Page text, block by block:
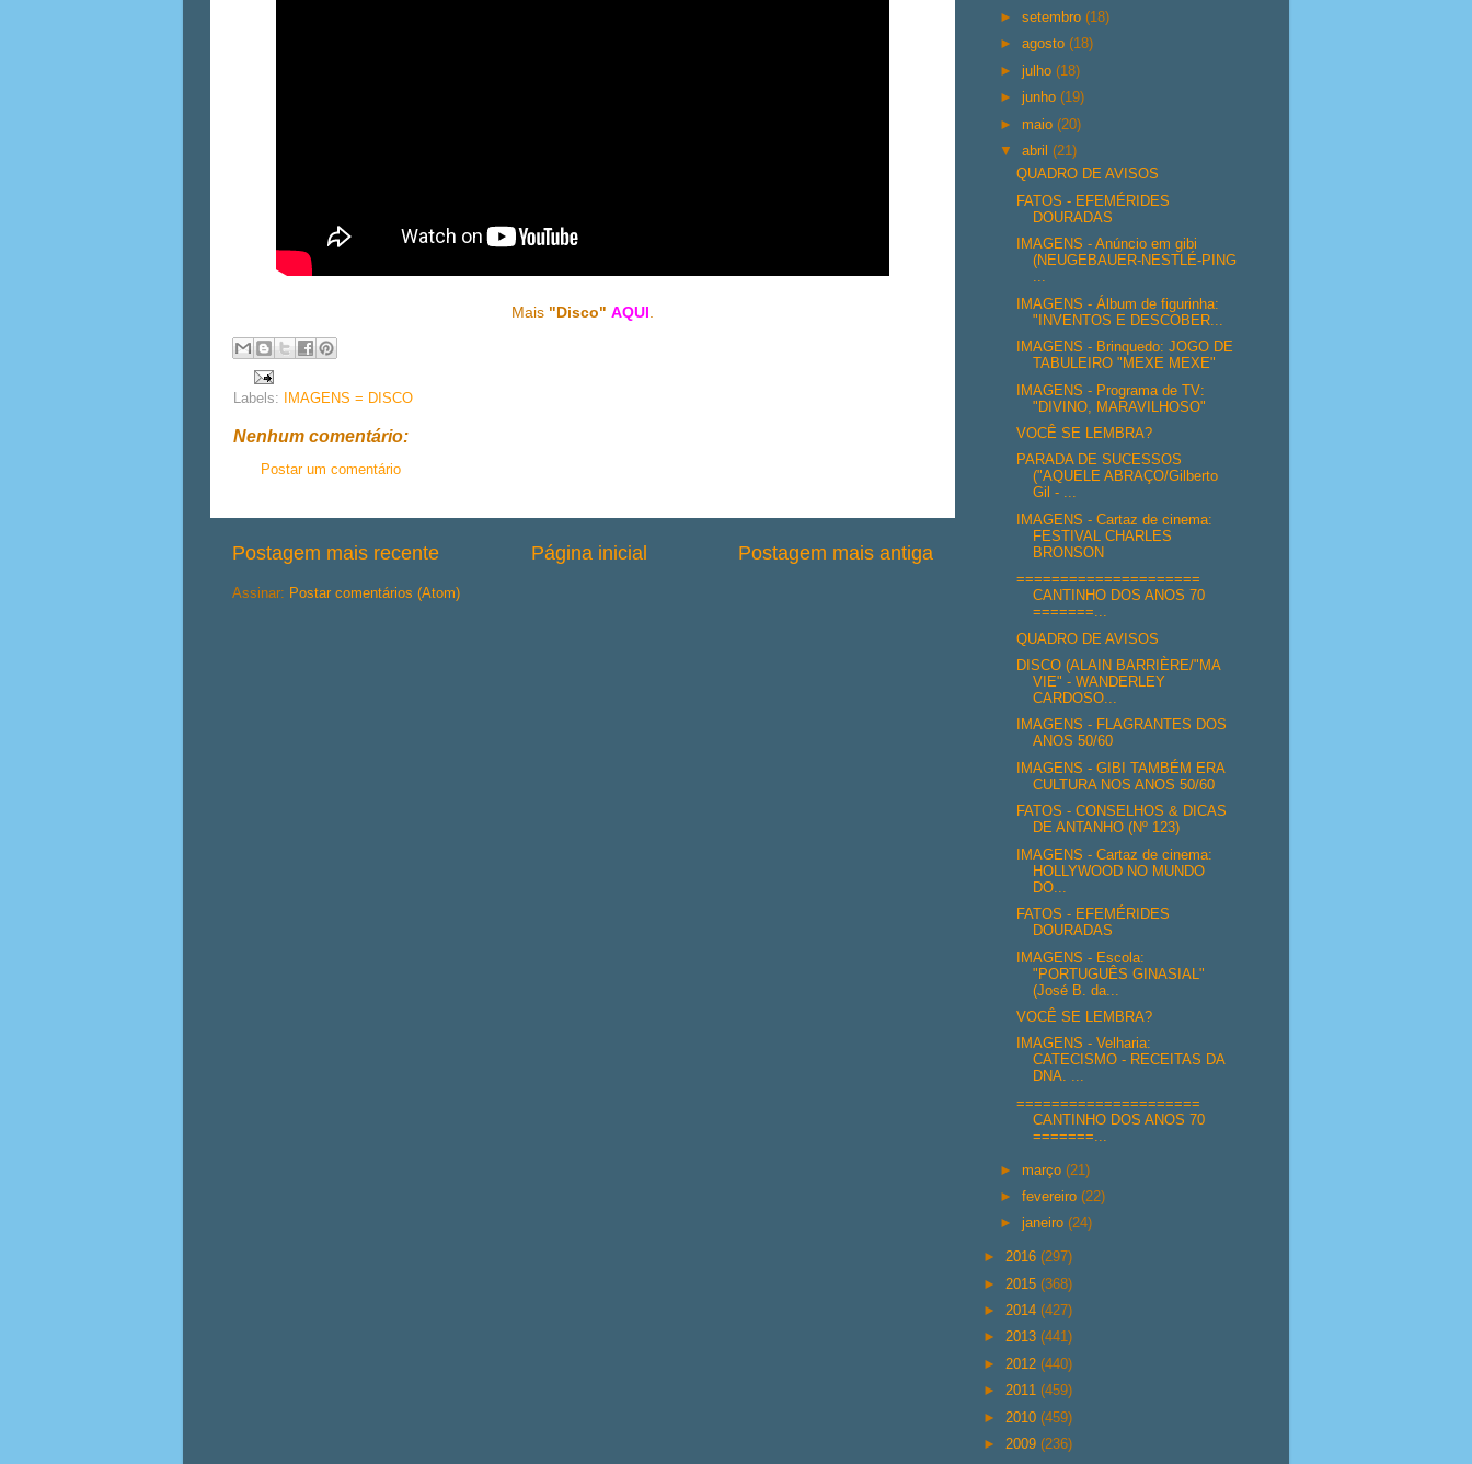
Mais "Disco" AQUI.
Labels: IMAGENS = DISCO
Nenhum comentário:
Postar um comentário
Postagem mais recente Postagem mais antiga
Página inicial
Assinar: Postar comentários (Atom)
►setembro(18)
►agosto(18)
►julho(18)
►junho(19)
► maio(20)
▼abril(21)
QUADRO DE AVISOS
FATOS - EFEMÉRIDES
DOURADAS
IMAGENS - Anúncio em gibi
(NEUGEBAUER-NESTLÉ-PING
...
IMAGENS - Álbum de figurinha:
"INVENTOS E DESCOBER...
IMAGENS - Brinquedo: JOGO DE
TABULEIRO "MEXE MEXE"
IMAGENS - Programa de TV:
"DIVINO, MARAVILHOSO"
VOCÊ SE LEMBRA?
PARADA DE SUCESSOS
("AQUELE ABRAÇO/Gilberto
Gil - ...
IMAGENS - Cartaz de cinema:
FESTIVAL CHARLES
BRONSON
=====================
CANTINHO DOS ANOS 70
=======...
QUADRO DE AVISOS
DISCO (ALAIN BARRIÈRE/"MA
VIE" - WANDERLEY
CARDOSO...
IMAGENS - FLAGRANTES DOS
ANOS 50/60
IMAGENS - GIBI TAMBÉM ERA
CULTURA NOS ANOS 50/60
FATOS - CONSELHOS & DICAS
DE ANTANHO (Nº 123)
IMAGENS - Cartaz de cinema:
HOLLYWOOD NO MUNDO
DO...
FATOS - EFEMÉRIDES
DOURADAS
IMAGENS - Escola:
"PORTUGUÊS GINASIAL"
(José B. da...
VOCÊ SE LEMBRA?
IMAGENS - Velharia:
CATECISMO - RECEITAS DA
DNA. ...
=====================
CANTINHO DOS ANOS 70
=======...
► março(21)
►fevereiro(22)
►janeiro(24)
► 2016 (297)
► 2015 (368)
► 2014 (427)
► 2013 (441)
► 2012 (440)
► 2011 (459)
► 2010 (459)
► 2009 (236)